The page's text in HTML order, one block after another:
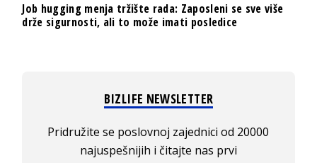
Job hugging menja tržište rada: Zaposleni se sve više
drže sigurnosti, ali to može imati posledice
BIZLIFE NEWSLETTER
Pridružite se poslovnoj zajednici od 20000
najuspešnijih i čitajte nas prvi